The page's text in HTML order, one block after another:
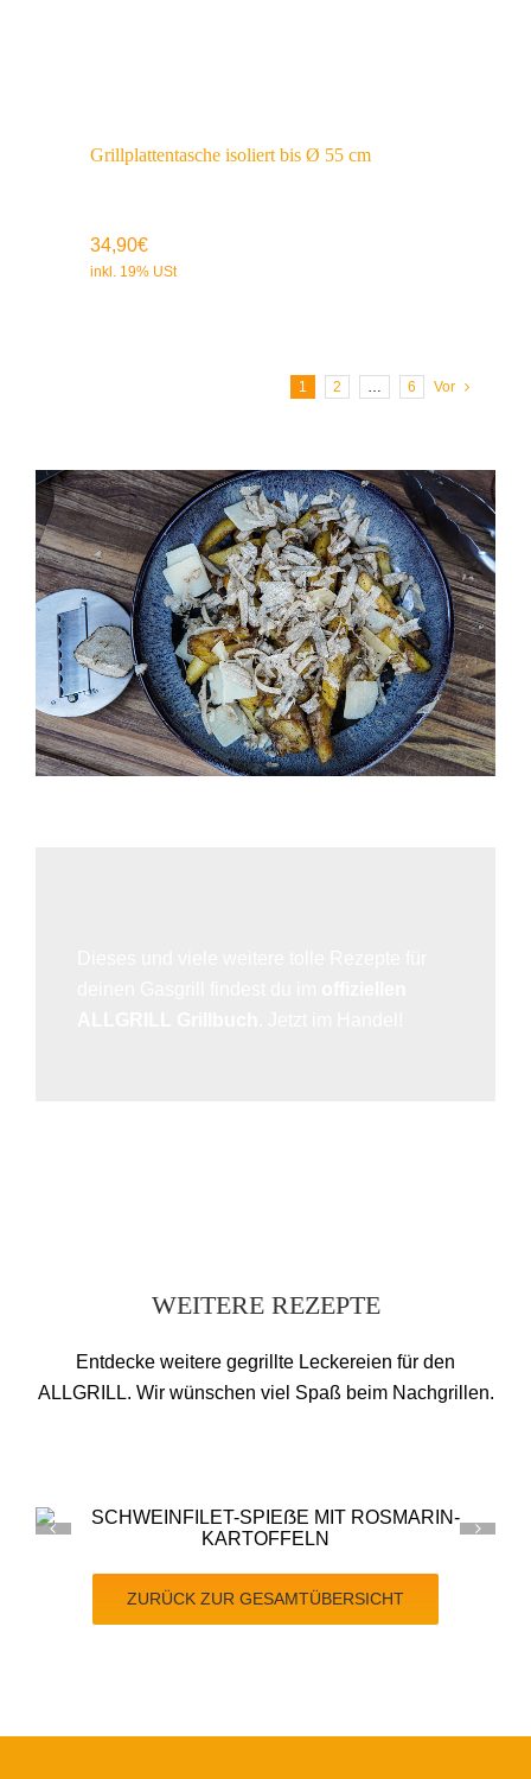
Grillplattentasche isoliert bis Ø 55 cm
34,90€
1 2 6 Vor
WEITERE REZEPTE
Entdecke weitere gegrillte Leckereien für den
ALLGRILL. Wir wünschen viel Spaß beim Nachgrillen.
ROASTBEEF-STEAK MIT MAIS-
ZURÜCK ZUR GESAMTÜBERSICHT